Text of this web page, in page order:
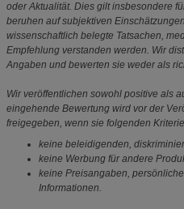
oder Aktualität. Dies gilt insbesondere
beruhen auf subjektiven
wissenschaftlich belegte Tatsachen,
Empfehlung verstanden werden. Wir
Angaben und bewerten sie weder als
Wir veröffentlichen sowohl positive als
eingehende Bewertung wird vor der
freigegeben, wenn sie folgenden
keine beleidigenden,
keine Werbung für andere
keine Preisangaben,
Informationen.